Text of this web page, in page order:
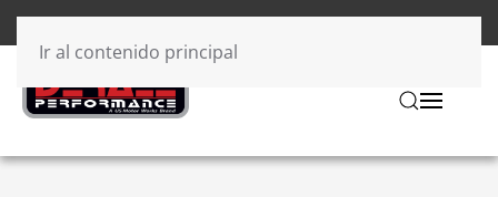
Ir al contenido principal